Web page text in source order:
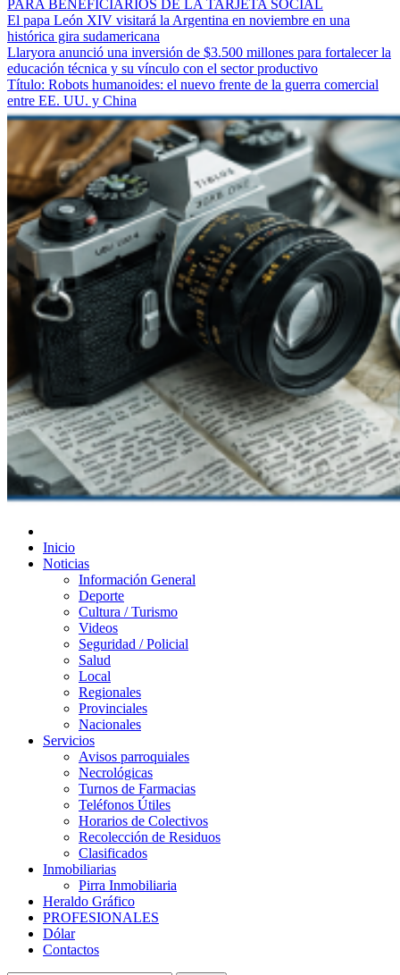
PARA BENEFICIARIOS DE LA TARJETA SOCIAL
El papa León XIV visitará la Argentina en noviembre en una
histórica gira sudamericana
Llaryora anunció una inversión de $3.500 millones para fortalecer la
educación técnica y su vínculo con el sector productivo
Título: Robots humanoides: el nuevo frente de la guerra comercial
entre EE. UU. y China
Diario de Las Varillas
Inicio
Noticias
Información General
Deporte
Cultura / Turismo
Videos
Seguridad / Policial
Salud
Local
Regionales
Provinciales
Nacionales
Servicios
Avisos parroquiales
Necrológicas
Turnos de Farmacias
Teléfonos Útiles
Horarios de Colectivos
Recolección de Residuos
Clasificados
Inmobiliarias
Pirra Inmobiliaria
Heraldo Gráfico
PROFESIONALES
Dólar
Contactos